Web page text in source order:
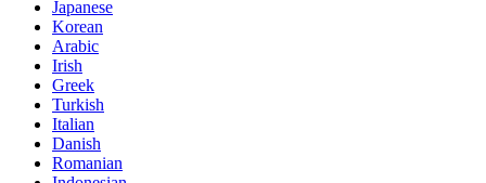
Japanese
Korean
Arabic
Irish
Greek
Turkish
Italian
Danish
Romanian